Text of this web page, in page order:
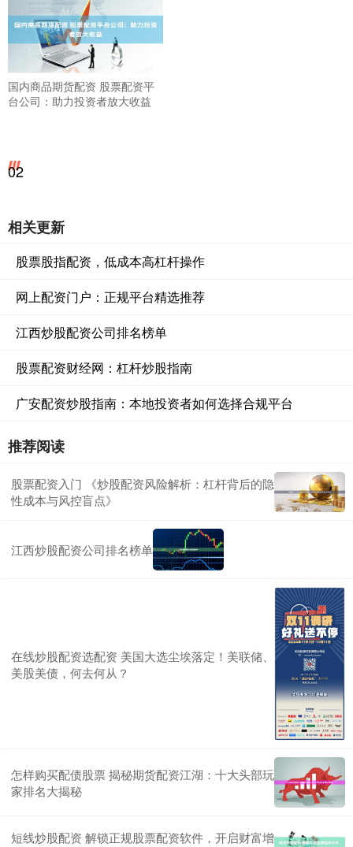
国内商品期货配资 股票配资平
台公司：助力投资者放大收益
02
相关更新
股票股指配资，低成本高杠杆操作
网上配资门户：正规平台精选推荐
江西炒股配资公司排名榜单
股票配资财经网：杠杆炒股指南
广安配资炒股指南：本地投资者如何选择合规平台
推荐阅读
股票配资入门 《炒股配资风险解析：杠杆背后的隐
性成本与风控盲点》
江西炒股配资公司排名榜单
在线炒股配资选配资 美国大选尘埃落定！美联储、
美股美债，何去何从？
怎样购买配债股票 揭秘期货配资江湖：十大头部玩
家排名大揭秘
短线炒股配资 解锁正规股票配资软件，开启财富增